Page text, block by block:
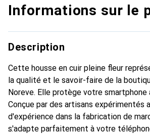
Informations sur le
Description
Cette housse en cuir pleine fleur
la qualité et le savoir-faire de la
Noreve. Elle protège votre smartphone
Conçue par des artisans expérimentés
d'expérience dans la fabrication de
s'adapte parfaitement à votre